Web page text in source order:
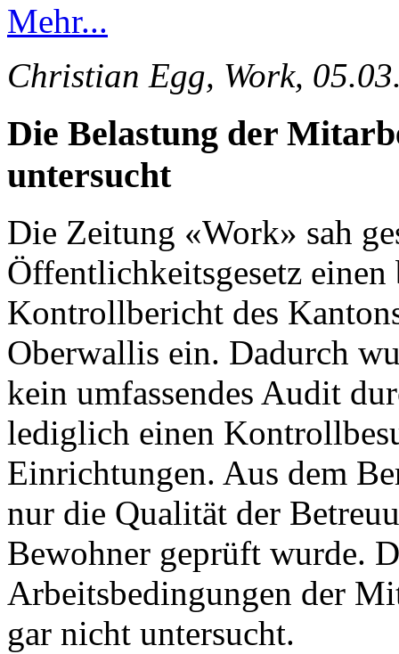
Mehr...
Christian Egg, Work,
Die Belastung der
untersucht
Die Zeitung «Work» sah
Öffentlichkeitsgesetz
Kontrollbericht des
Oberwallis ein. Dadurch
kein umfassendes Audit
lediglich einen
Einrichtungen. Aus dem
nur die Qualität der
Bewohner geprüft wurde.
Arbeitsbedingungen der
gar nicht untersucht.